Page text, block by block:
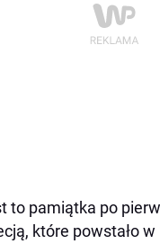
to pamiątka po
które powstało w